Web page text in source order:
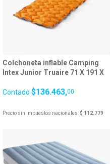
Colchoneta inflable Camping
Intex Junior Truaire 71 X 191 X
Contado $136.463,00
Precio sin impuestos nacionales: $ 112.779